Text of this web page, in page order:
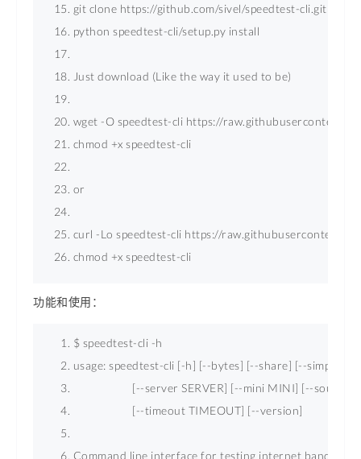
git clone https://github.com/sivel/speedtest-cli.git
python speedtest-cli/setup.py install
Just download (Like the way it used to be)
wget -O speedtest-cli https://
chmod +x speedtest-cli
or
curl -Lo speedtest-cli https://
chmod +x speedtest-cli
功能和使用：
$ speedtest-cli -h
usage: speedtest-cli [-h] [--bytes] [--share] [--simple]
[--server SERVER] [--mini MINI] [--source
[--timeout TIMEOUT] [--version]
Command line interface for testing internet